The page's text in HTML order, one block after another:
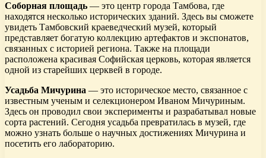
Соборная площадь — это центр города Тамбова, где
находятся несколько исторических зданий. Здесь вы сможете
увидеть Тамбовский краеведческий музей, который
представляет богатую коллекцию артефактов и экспонатов,
связанных с историей региона. Также на площади
расположена красивая Софийская церковь, которая является
одной из старейших церквей в городе.
Усадьба Мичурина — это историческое место, связанное с
известным ученым и селекционером Иваном Мичуриным.
Здесь он проводил свои эксперименты и разрабатывал новые
сорта растений. Сегодня усадьба превратилась в музей, где
можно узнать больше о научных достижениях Мичурина и
посетить его лабораторию.